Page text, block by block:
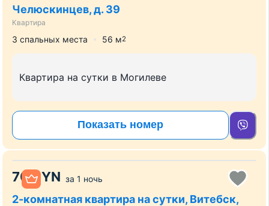
Челюскинцев, д. 39
Квартира
3 спальных места 56 м2
Квартира на сутки в Могилеве
Показать номер
70 BYN за 1 ночь
2-комнатная квартира на сутки, Витебск,